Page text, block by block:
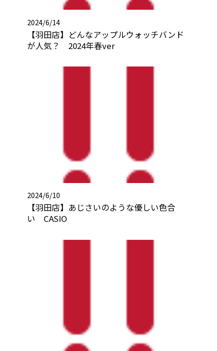
2024/6/14
【羽田店】どんなアップルウォッチバンド
が人気？ 2024年春ver
2024/6/10
【羽田店】あじさいのような優しい色合
い CASIO